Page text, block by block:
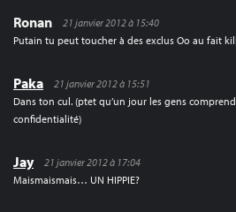
Ronan
21 janvier 2012 à 15:40
Putain tu peut toucher à des exclus Oo au fait
Paka
21 janvier 2012 à 15:51
Dans ton cul. (ptet qu’un jour les gens
confidentialité)
Jay
21 janvier 2012 à 17:04
Maismaismais… UN HIPPIE?